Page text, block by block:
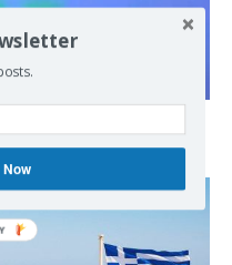
Over Aegean,